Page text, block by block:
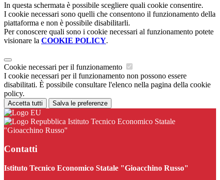
In questa schermata è possibile scegliere quali cookie consentire.
I cookie necessari sono quelli che consentono il funzionamento della
piattaforma e non è possibile disabilitarli.
Per conoscere quali sono i cookie necessari al funzionamento potete
visionare la COOKIE POLICY.
Cookie necessari per il funzionamento
I cookie necessari per il funzionamento non possono essere
disabilitati. È possibile consultare l'elenco nella pagina della cookie
policy.
Accetta tutti Salva le preferenze
Istituto Tecnico Economico Statale
"Gioacchino Russo"
Contatti
Istituto Tecnico Economico Statale "Gioacchino Russo"